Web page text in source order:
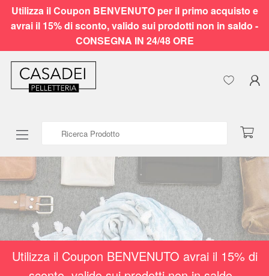
Utilizza il Coupon BENVENUTO per il primo acquisto e
avrai il 15% di sconto, valido sui prodotti non in saldo -
CONSEGNA IN 24/48 ORE
Utilizza il Coupon BENVENUTO avrai il 15% di